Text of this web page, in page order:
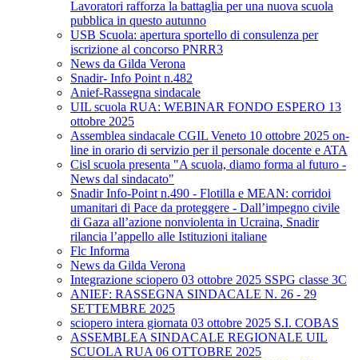
Lavoratori rafforza la battaglia per una nuova scuola
pubblica in questo autunno
USB Scuola: apertura sportello di consulenza per
iscrizione al concorso PNRR3
News da Gilda Verona
Snadir- Info Point n.482
Anief-Rassegna sindacale
UIL scuola RUA: WEBINAR FONDO ESPERO 13
ottobre 2025
Assemblea sindacale CGIL Veneto 10 ottobre 2025 on-
line in orario di servizio per il personale docente e ATA
Cisl scuola presenta "A scuola, diamo forma al futuro -
News dal sindacato"
Snadir Info-Point n.490 - Flotilla e MEAN: corridoi
umanitari di Pace da proteggere - Dall’impegno civile
di Gaza all’azione nonviolenta in Ucraina, Snadir
rilancia l’appello alle Istituzioni italiane
Flc Informa
News da Gilda Verona
Integrazione sciopero 03 ottobre 2025 SSPG classe 3C
ANIEF: RASSEGNA SINDACALE N. 26 - 29
SETTEMBRE 2025
sciopero intera giornata 03 ottobre 2025 S.I. COBAS
ASSEMBLEA SINDACALE REGIONALE UIL
SCUOLA RUA 06 OTTOBRE 2025